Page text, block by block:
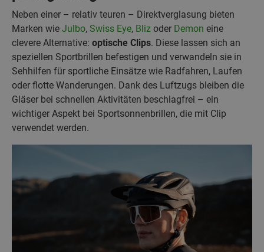
Neben einer – relativ teuren – Direktverglasung bieten
Marken wie Julbo, Swiss Eye, Bliz oder Demon eine
clevere Alternative: optische Clips. Diese lassen sich an
speziellen Sportbrillen befestigen und verwandeln sie in
Sehhilfen für sportliche Einsätze wie Radfahren, Laufen
oder flotte Wanderungen. Dank des Luftzugs bleiben die
Gläser bei schnellen Aktivitäten beschlagfrei – ein
wichtiger Aspekt bei Sportsonnenbrillen, die mit Clip
verwendet werden.